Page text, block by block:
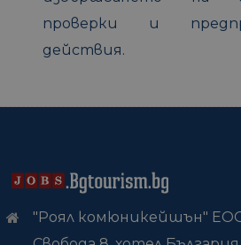
проверки и
действия.
"Роял комюникейшън"